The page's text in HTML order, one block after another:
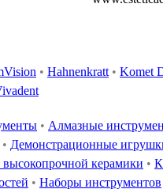
• Hahnenkratt • Komet
• Алмазные
• Демонстрационные
керамики •
• Наборы инструментов